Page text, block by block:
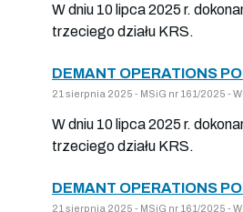
W dniu 10 lipca 2025 r.
trzeciego działu KRS.
DEMANT OPERATIONS
21 sierpnia 2025 - MSiG nr 161/2025 -
W dniu 10 lipca 2025 r.
trzeciego działu KRS.
DEMANT OPERATIONS
21 sierpnia 2025 - MSiG nr 161/2025 -